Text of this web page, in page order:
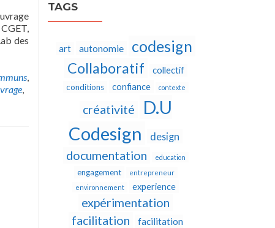
des
,
,
TAGS
art autonomie codesign
Collaboratif collectif
conditions confiance contexte
créativité
D.U
Codesign
design
documentation education
engagement
entrepreneur
environnement
experience
expérimentation
facilitation
facilitation